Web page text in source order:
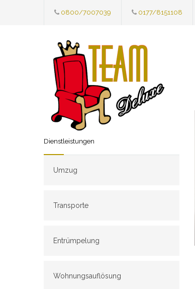
0800/7007039 0177/8151108
Dienstleistungen
Umzug
Transporte
Entrümpelung
Wohnungsauflösung